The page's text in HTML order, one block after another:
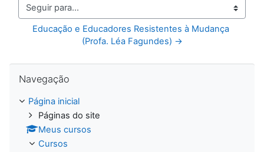
Seguir para...
Educação e Educadores Resistentes à Mudança
(Profa. Léa Fagundes) →
Navegação
Página inicial
Páginas do site
Meus cursos
Cursos